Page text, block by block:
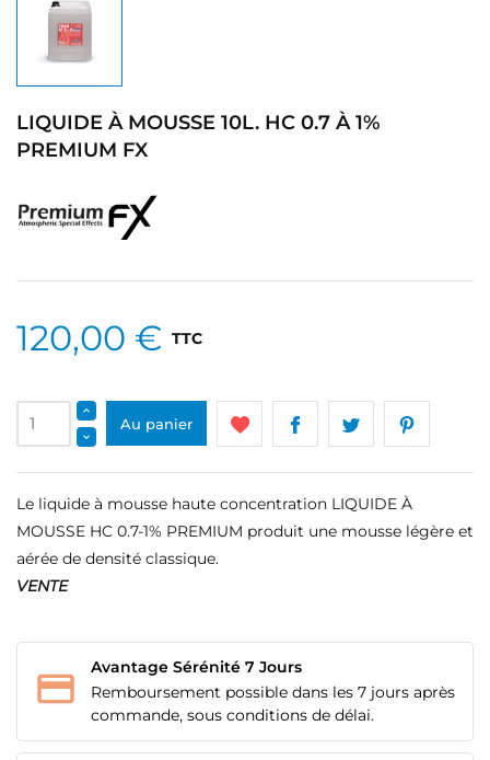
LIQUIDE À MOUSSE 10L. HC 0.7 À 1%
PREMIUM FX
120,00 € TTC
Au panier
Le liquide à mousse haute concentration LIQUIDE À
MOUSSE HC 0.7-1% PREMIUM produit une mousse légère et
aérée de densité classique.
VENTE
Avantage Sérénité 7 Jours
Remboursement possible dans les 7 jours après
commande, sous conditions de délai.